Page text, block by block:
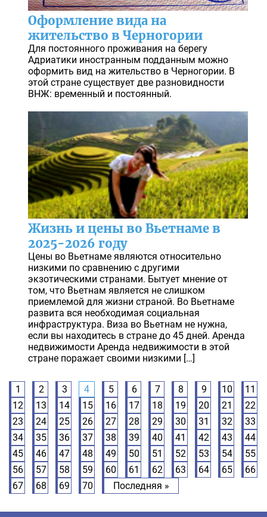
Оформление вида на
жительство в Черногории
Для постоянного проживания на берегу
Адриатики иностранным подданным можно
оформить вид на жительство в Черногории. В
этой стране существует две разновидности
ВНЖ: временный и постоянный.
Жизнь и цены во Вьетнаме в
2025-2026 году
Цены во Вьетнаме являются относительно
низкими по сравнению с другими
экзотическими странами. Бытует мнение от
том, что Вьетнам является не слишком
приемлемой для жизни страной. Во Вьетнаме
развита вся необходимая социальная
инфраструктура. Виза во Вьетнам не нужна,
если вы находитесь в стране до 45 дней. Аренда
недвижимости Аренда недвижимости в этой
стране поражает своими низкими […]
1 2 3 4 5 6 7 8 9 10
11
12
13 14 15 16 17 18 19 20 21
22
23
24 25 26 27 28 29 30 31 32
33
34
35 36 37 38 39 40 41 42 43
44
45
46 47 48 49 50 51 52 53 54
55
56
57 58 59 60 61 62 63 64 65
66
67
68 69 70 Последняя »